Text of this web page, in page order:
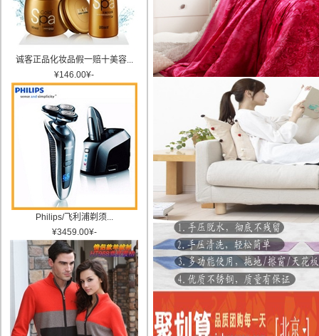
诚客正品化妆品假一赔十美容...
¥146.00¥-
Philips/飞利浦剃须...
¥3459.00¥-